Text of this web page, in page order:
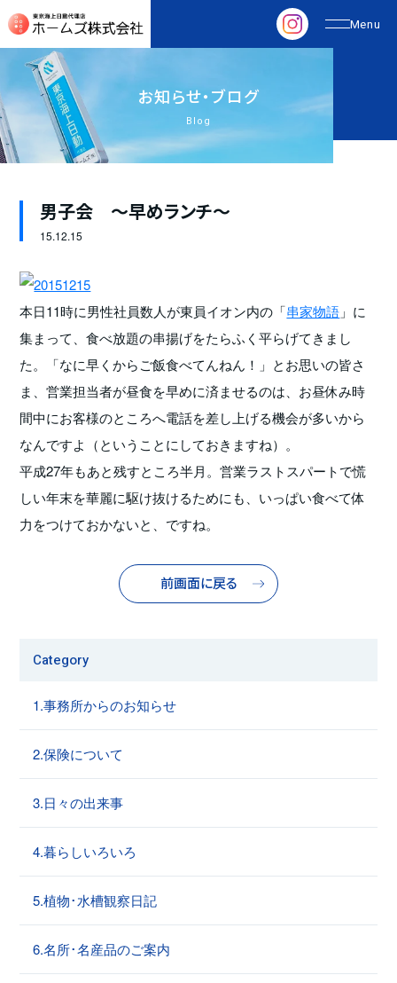
お知らせ・ブログ
Blog
男子会 ～早めランチ～
15.12.15
本日11時に男性社員数人が東員イオン内の「串家物語 」に
集まって、食べ放題の串揚げをたらふく平らげてきまし
た。「なに早くからご飯食べてんねん！」とお思いの皆さ
ま、営業担当者が昼食を早めに済ませるのは、お昼休み時
間中にお客様のところへ電話を差し上げる機会が多いから
なんですよ（ということにしておきますね）。
平成27年もあと残すところ半月。営業ラストスパートで慌
しい年末を華麗に駆け抜けるためにも、いっぱい食べて体
力をつけておかないと、ですね。
前画面に戻る
Category
1.事務所からのお知らせ
2.保険について
3.日々の出来事
4.暮らしいろいろ
5.植物･水槽観察日記
6.名所･名産品のご案内